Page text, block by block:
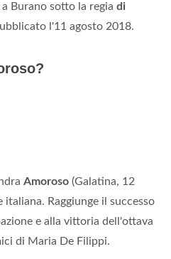
a Burano sotto la regia di
l'11 agosto 2018.
Amoroso (Galatina, 12
Raggiunge il successo
e alla vittoria dell'ottava
di Maria De Filippi.